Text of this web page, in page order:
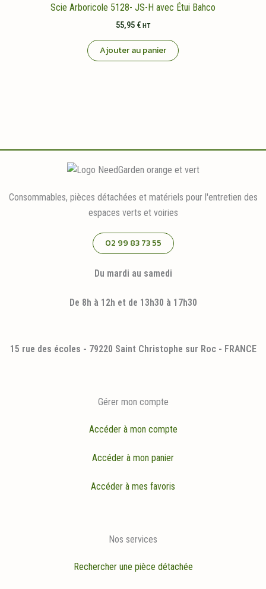
Scie Arboricole 5128- JS-H avec Étui Bahco
55,95 € HT
Ajouter au panier
Consommables, pièces détachées et matériels pour l'entretien des
espaces verts et voiries
02 99 83 73 55
Du mardi au samedi
De 8h à 12h et de 13h30 à 17h30
15 rue des écoles - 79220 Saint Christophe sur Roc - FRANCE
Gérer mon compte
Accéder à mon compte
Accéder à mon panier
Accéder à mes favoris
Nos services
Rechercher une pièce détachée